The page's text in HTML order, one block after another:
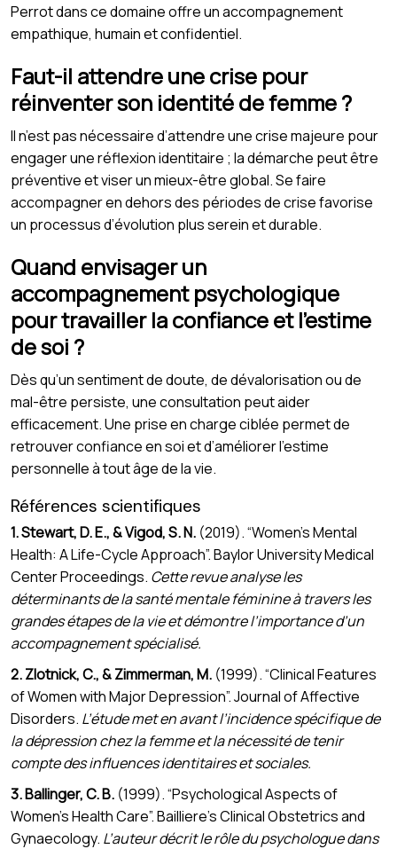
Perrot dans ce domaine offre un accompagnement
empathique, humain et confidentiel.
Faut-il attendre une crise pour
réinventer son identité de femme ?
Il n’est pas nécessaire d’attendre une crise majeure pour
engager une réflexion identitaire ; la démarche peut être
préventive et viser un mieux-être global. Se faire
accompagner en dehors des périodes de crise favorise
un processus d’évolution plus serein et durable.
Quand envisager un
accompagnement psychologique
pour travailler la confiance et l’estime
de soi ?
Dès qu’un sentiment de doute, de dévalorisation ou de
mal-être persiste, une consultation peut aider
efficacement. Une prise en charge ciblée permet de
retrouver confiance en soi et d’améliorer l’estime
personnelle à tout âge de la vie.
Références scientifiques
1. Stewart, D. E., & Vigod, S. N. (2019). “Women’s Mental
Health: A Life-Cycle Approach”. Baylor University Medical
Center Proceedings. Cette revue analyse les
déterminants de la santé mentale féminine à travers les
grandes étapes de la vie et démontre l’importance d’un
accompagnement spécialisé.
2. Zlotnick, C., & Zimmerman, M. (1999). “Clinical Features
of Women with Major Depression”. Journal of Affective
Disorders. L’étude met en avant l’incidence spécifique de
la dépression chez la femme et la nécessité de tenir
compte des influences identitaires et sociales.
3. Ballinger, C. B. (1999). “Psychological Aspects of
Women’s Health Care”. Bailliere’s Clinical Obstetrics and
Gynaecology. L’auteur décrit le rôle du psychologue dans